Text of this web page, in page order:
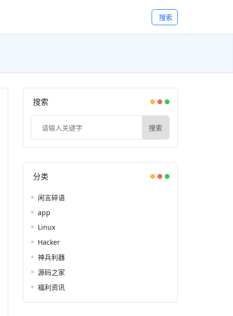
搜索
搜索
搜索
分类
闲言碎语
app
Linux
Hacker
神兵利器
源码之家
福利资讯